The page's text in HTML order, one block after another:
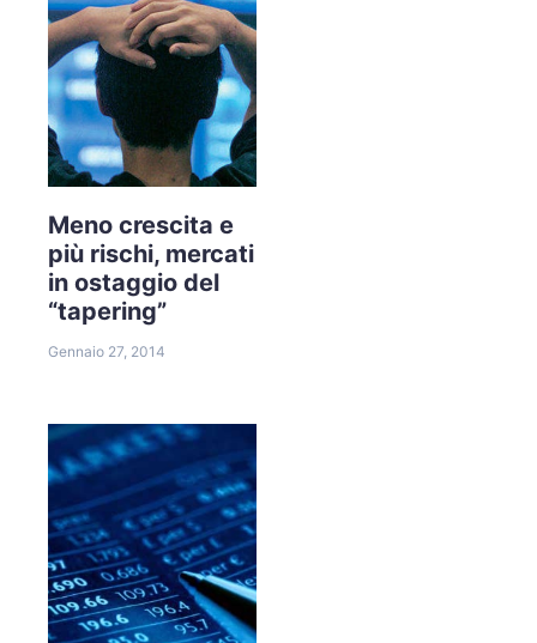
Meno crescita e
più rischi, mercati
in ostaggio del
“tapering”
Gennaio 27, 2014